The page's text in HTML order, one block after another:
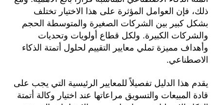
ذلك، فإن العوامل المؤثرة على هذا الاختيار تختلف
بشكل كبير بين الشركات الصغيرة والمتوسطة الحجم
والشركات الكبيرة. ولكل قطاع أولويات وتحديات
وأهداف مميزة تملي معايير التقييم لحلول أتمتة الذكاء
الاصطناعي.
يقدم هذا الدليل تفصيلاً للمعايير الرئيسية التي يجب على
قادة المبيعات والتسويق مراعاتها عند اختيار وكالة أتمتة